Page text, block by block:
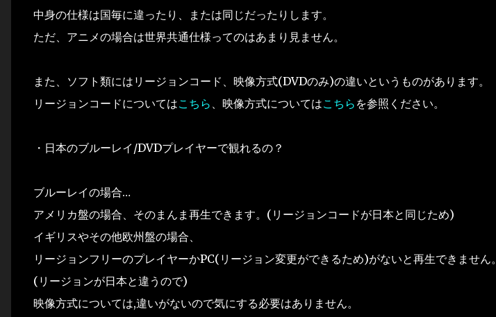
中身の仕様は国毎に違ったり、または同じだったりします。
ただ、アニメの場合は世界共通仕様ってのはあまり見ません。
また、ソフト類にはリージョンコード、映像方式(DVDのみ)の違いというものがあります。
リージョンコードについてはこちら 、映像方式についてはこちら を参照ください。
・日本のブルーレイ/DVDプレイヤーで観れるの？
ブルーレイの場合…
アメリカ盤の場合、そのまんま再生できます。(リージョンコードが日本と同じため)
イギリスやその他欧州盤の場合、
リージョンフリーのプレイヤーかPC(リージョン変更ができるため)がないと再生できません。
(リージョンが日本と違うので)
映像方式については,違いがないので気にする必要はありません。